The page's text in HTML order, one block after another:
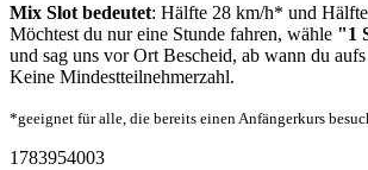
Mix Slot bedeutet: Hälfte 28 km/h* und
Möchtest du nur eine Stunde fahren, wähle "1
und sag uns vor Ort Bescheid, ab wann du
Keine Mindestteilnehmerzahl.
*geeignet für alle, die bereits einen Anfängerkurs
1783954003